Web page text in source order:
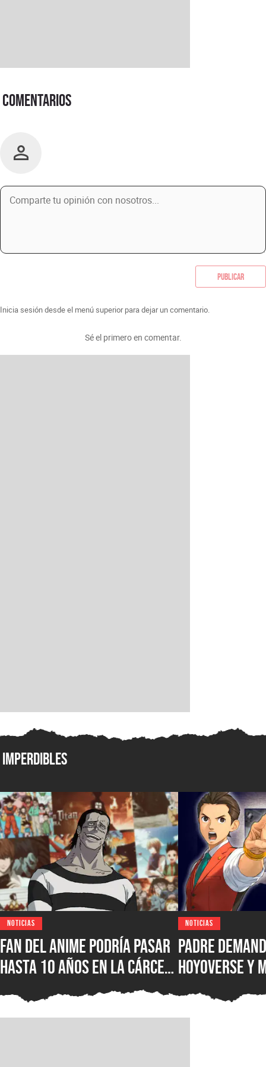
Comentarios
Publicar
Inicia sesión desde el menú superior para dejar un comentario.
Sé el primero en comentar.
Imperdibles
NOTICIAS
Fan del anime podría pasar
hasta 10 años en la cárcel
por hacer una locura luego
de no poder ver su serie
NOTICIAS
Padre
HoyoVerse y
luego de
hiciera